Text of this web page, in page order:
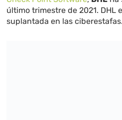
último trimestre de 2021. DHL
suplantada en las ciberestafas.